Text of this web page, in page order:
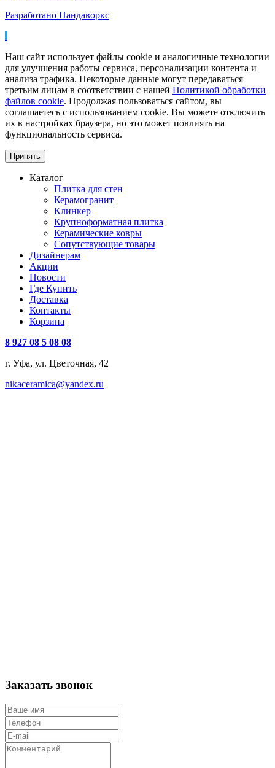
Разработано Пандаворкс
Наш сайт использует файлы cookie и аналогичные технологии
для улучшения работы сервиса, персонализации контента и
анализа трафика. Некоторые данные могут передаваться
третьим лицам в соответствии с нашей Политикой обработки
файлов cookie. Продолжая пользоваться сайтом, вы
соглашаетесь с использованием cookie. Вы можете отключить
их в настройках браузера, но это может повлиять на
функциональность сервиса.
Принять
Каталог
Плитка для стен
Керамогранит
Клинкер
Крупноформатная плитка
Керамические ковры
Сопутствующие товары
Дизайнерам
Акции
Новости
Где Купить
Доставка
Контакты
Корзина
8 927 08 5 08 08
г. Уфа, ул. Цветочная, 42
nikaceramica@yandex.ru
Заказать звонок